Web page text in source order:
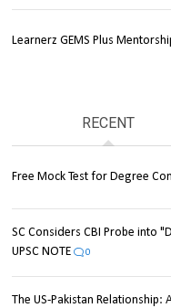
Learnerz GEMS Plus
RECENT
Free Mock Test for Degree
SC Considers CBI Probe into
UPSC NOTE
0
The US-Pakistan Relationship: